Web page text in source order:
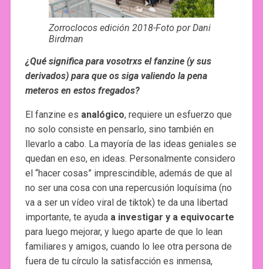
Zorroclocos edición 2018-Foto por Dani
Birdman
¿Qué significa para vosotrxs el fanzine (y sus
derivados) para que os siga valiendo la pena
meteros en estos fregados?
El fanzine es analógico, requiere un esfuerzo que
no solo consiste en pensarlo, sino también en
llevarlo a cabo. La mayoría de las ideas geniales se
quedan en eso, en ideas. Personalmente considero
el “hacer cosas” imprescindible, además de que al
no ser una cosa con una repercusión loquísima (no
va a ser un vídeo viral de tiktok) te da una libertad
importante, te ayuda a investigar y a equivocarte
para luego mejorar, y luego aparte de que lo lean
familiares y amigos, cuando lo lee otra persona de
fuera de tu círculo la satisfacción es inmensa,